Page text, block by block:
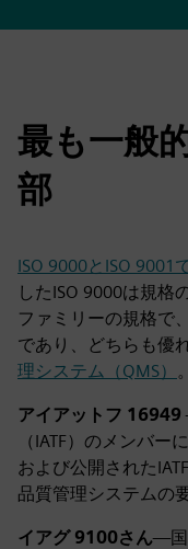
最も一般
部
ISO 9000とISO 9001
したISO 9000は規格
ファミリーの規格で
であり、どちらも優
理システム（QMS） 。
アイアットフ 16949
（IATF）のメンバー
および公開された
品質管理システムの
イアグ 9100さん—国